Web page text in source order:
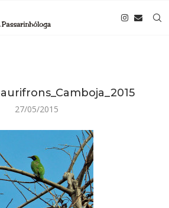
27/05/2015